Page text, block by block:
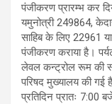
पंजीकरण प्रारम्भ कर
यमुनोत्री 249864,
साहिब के लिए 22961
पंजीकरण कराया है।
लेवल कन्ट्रोल रूम की
परिषद मुख्यालय की गई
प्रतिदिन प्रातः 7:00